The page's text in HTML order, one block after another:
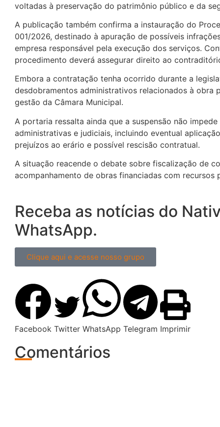
voltadas à preservação do patrimônio público e da
A publicação também confirma a instauração do
001/2026, destinado à apuração de possíveis
empresa responsável pela execução dos serviços.
procedimento deverá assegurar direito ao
Embora a contratação tenha ocorrido durante a
desdobramentos administrativos relacionados à obra
gestão da Câmara Municipal.
A portaria ressalta ainda que a suspensão não
administrativas e judiciais, incluindo eventual
prejuízos ao erário e possível rescisão contratual.
A situação reacende o debate sobre fiscalização de
acompanhamento de obras financiadas com recursos
Receba as notícias do
WhatsApp.
Clique aqui e acesse nosso grupo
Facebook Twitter WhatsApp Telegram Imprimir
Comentários